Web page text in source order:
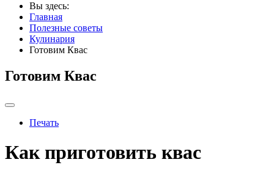
Вы здесь:
Главная
Полезные советы
Кулинария
Готовим Квас
Готовим Квас
Печать
Как приготовить квас